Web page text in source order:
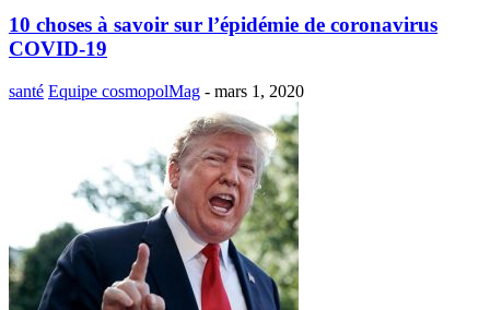
10 choses à savoir sur l’épidémie de coronavirus
COVID-19
santé Equipe cosmopolMag - mars 1, 2020